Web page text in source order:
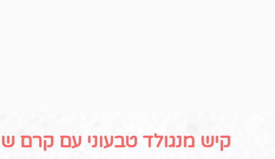
קיש מנגולד טבעוני עם קרם